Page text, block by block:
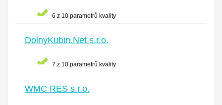
6 z 10 parametrů kvality
DolnyKubin.Net s.r.o.
7 z 10 parametrů kvality
WMC RES s.r.o.